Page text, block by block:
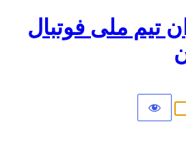
تیم ملی فوتبال